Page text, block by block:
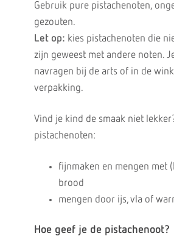
Gebruik pure pistachenoten,
gezouten.
Let op: kies pistachenoten die
zijn geweest met andere noten.
navragen bij de arts of in de
verpakking.
Vind je kind de smaak niet
pistachenoten:
fijnmaken en mengen met
brood
mengen door ijs, vla of
Hoe geef je de pistachenoot?